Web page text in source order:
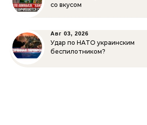
со вкусом
Авг 03, 2026
Удар по НАТО украинским
беспилотником?